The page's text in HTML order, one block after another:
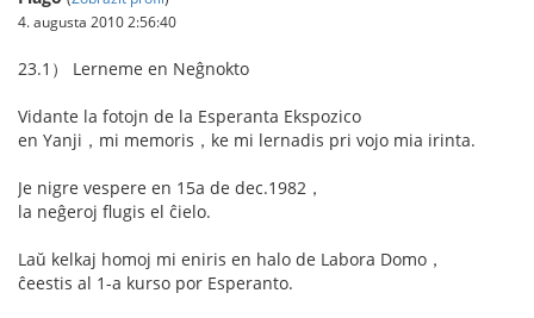
4. augusta 2010 2:56:40
23.1） Lerneme en Neĝnokto
Vidante la fotojn de la Esperanta Ekspozico
en Yanji，mi memoris，ke mi lernadis pri vojo mia irinta.
Je nigre vespere en 15a de dec.1982，
la neĝeroj flugis el ĉielo.
Laŭ kelkaj homoj mi eniris en halo de Labora Domo，
ĉeestis al 1-a kurso por Esperanto.